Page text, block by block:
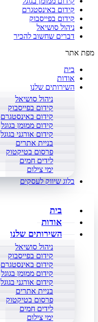
קידום באינסטגרם
קידום בפייסבוק
ניהול סושיאל
דברים שחשוב להכיר
מפת אתר
בית
אודות
השירותים שלנו
ניהול סושיאל
קידום בפייסבוק
קידום באינסטגרם
קידום ממומן בגוגל
קידום אורגני בגוגל
בניית אתרים
פרסום בטיקטוק
לידים חמים
ימי צילום
בלוג שיווק לעסקים
בית
אודות
השירותים שלנו
ניהול סושיאל
קידום בפייסבוק
קידום באינסטגרם
קידום ממומן בגוגל
קידום אורגני בגוגל
בניית אתרים
פרסום בטיקטוק
לידים חמים
ימי צילום